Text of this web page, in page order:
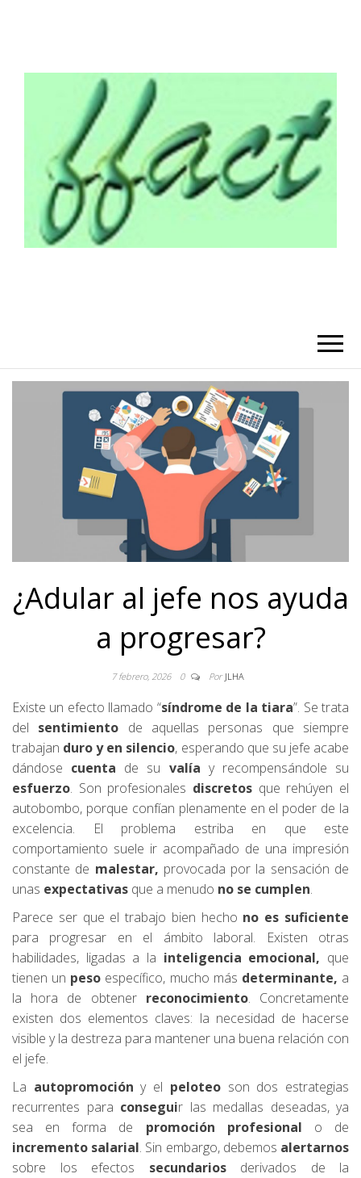
¿Adular al jefe nos ayuda
a progresar?
7 febrero, 2026 0 Por JLHA
Existe un efecto llamado “síndrome de la tiara”. Se trata
del sentimiento de aquellas personas que siempre
trabajan duro y en silencio, esperando que su jefe acabe
dándose cuenta de su valía y recompensándole su
esfuerzo. Son profesionales discretos que rehúyen el
autobombo, porque confían plenamente en el poder de la
excelencia. El problema estriba en que este
comportamiento suele ir acompañado de una impresión
constante de malestar, provocada por la sensación de
unas expectativas que a menudo no se cumplen.
Parece ser que el trabajo bien hecho no es suficiente
para progresar en el ámbito laboral. Existen otras
habilidades, ligadas a la inteligencia emocional, que
tienen un peso específico, mucho más determinante, a
la hora de obtener reconocimiento. Concretamente
existen dos elementos claves: la necesidad de hacerse
visible y la destreza para mantener una buena relación con
el jefe.
La autopromoción y el peloteoson dos estrategias
recurrentes para conseguir las medallas deseadas, ya
sea en forma de promoción profesional o de
incremento salarial. Sin embargo, debemos alertarnos
sobre los efectos secundariosderivados de la